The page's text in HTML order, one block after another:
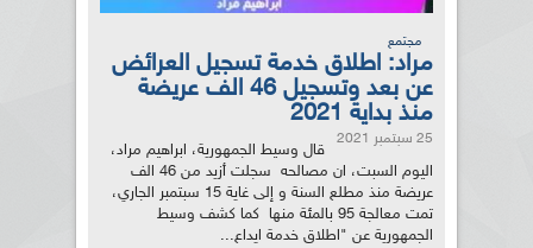
مجتمع
مراد: اطلاق خدمة تسجيل العرائض
عن بعد وتسجيل 46 الف عريضة
منذ بداية 2021
25 سبتمبر 2021
قال وسيط الجمهورية، ابراهيم مراد،
اليوم السبت، ان مصالحه سجلت أزيد من 46 الف
عريضة منذ مطلع السنة و إلى غاية 15 سبتمبر الجاري،
تمت معالجة 95 بالمئة منها كما كشف وسيط
الجمهورية عن "اطلاق خدمة ايداع...